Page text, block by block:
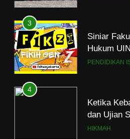
3
Siniar
Hukum
Program
PENDIDIKAN
4
Ketika
dan Ujian
HIKMAH